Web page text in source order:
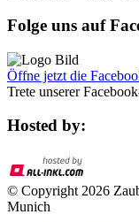
Folge uns auf
Öffne jetzt die
Trete unserer
Hosted by:
© Copyright 2026
Munich